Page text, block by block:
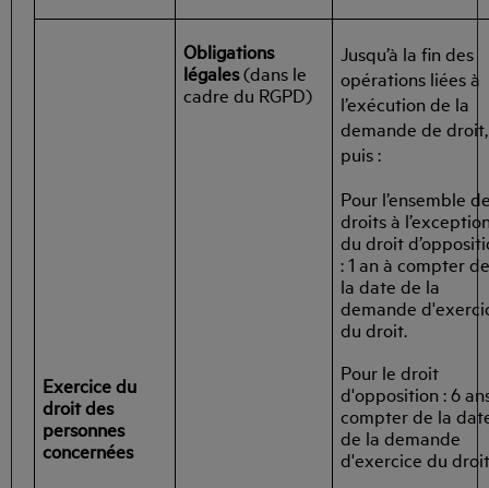
Exercice du
droit des
personnes
concernées
Obligations
légales(dans le
cadre du RGPD)
Jusqu’à la fin des
opérations liées à
l’exécution de la
demande de droit,
puis :
Pour l’ensemble
droits à
du droit
: 1 an à compter
la date de la
demande
du droit.
Pour le droit
d'opposition : 6
compter de la
de la demande
d'exercice du